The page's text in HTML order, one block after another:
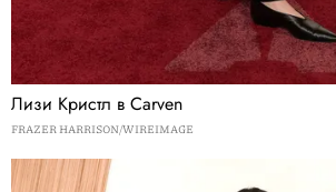
Лизи Кристл в Carven
FRAZER HARRISON/WIREIMAGE